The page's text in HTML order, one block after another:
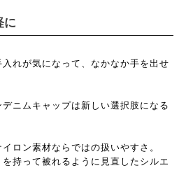
に
れが気になって、なかなか手を出せ
ニムキャップは新しい選択肢になる
ロン素材ならではの扱いやすさ。
持って被れるように見直したシルエ